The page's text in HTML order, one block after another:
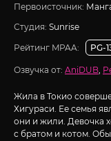
Первоисточник:
Студия: Sunrise
Рейтинг MPAA:
PG-
Озвучка от: AniDUB,
Жила в Токио
Хигураси. Ее семья
они и жили. Девочка
с братом и котом.